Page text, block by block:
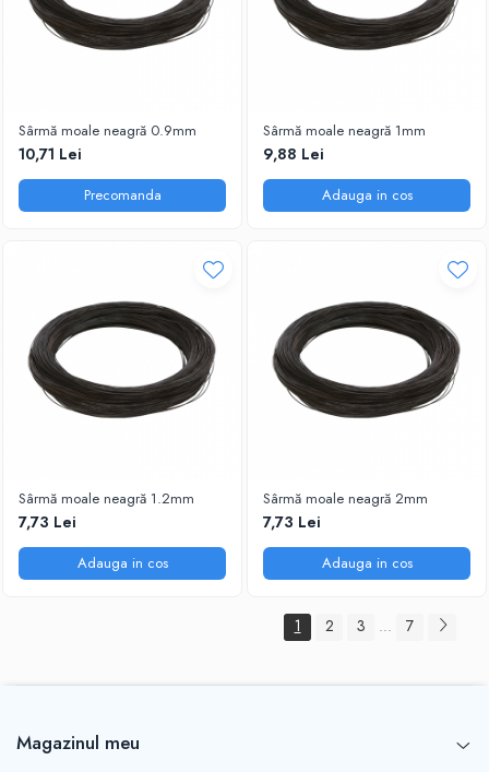
Sârmă moale neagră 0.9mm
10,71 Lei
Precomanda
Sârmă moale neagră 1mm
9,88 Lei
Adauga in cos
Sârmă moale neagră 1.2mm
7,73 Lei
Adauga in cos
Sârmă moale neagră 2mm
7,73 Lei
Adauga in cos
1 2 3 ... 7
Magazinul meu